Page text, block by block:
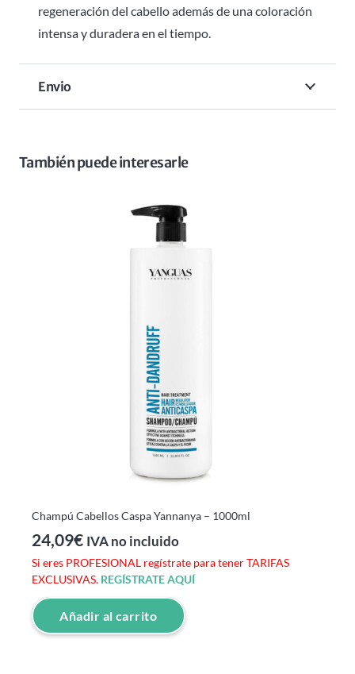
regeneración del cabello además de una coloración
intensa y duradera en el tiempo.
Envio
También puede interesarle
Champú Cabellos Caspa Yannanya – 1000ml
24,09€ IVA no incluido
Si eres PROFESIONAL regístrate para tener TARIFAS
EXCLUSIVAS. REGÍSTRATE AQUÍ
Añadir al carrito